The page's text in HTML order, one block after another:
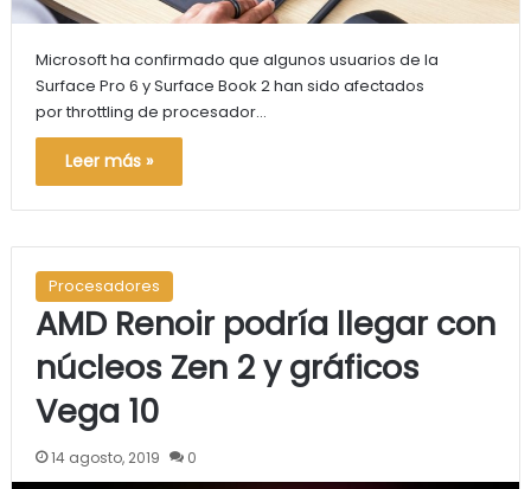
Microsoft ha confirmado que algunos usuarios de la
Surface Pro 6 y Surface Book 2 han sido afectados
por throttling de procesador…
Leer más »
Procesadores
AMD Renoir podría llegar con
núcleos Zen 2 y gráficos
Vega 10
14 agosto, 2019 0